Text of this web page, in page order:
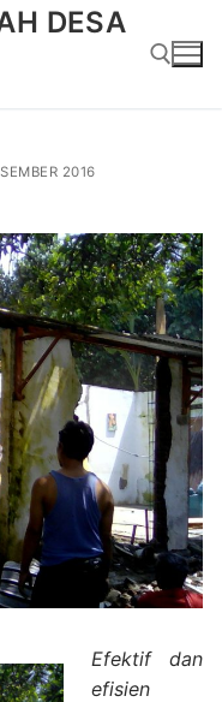
DESA
2016
Efektif dan
efisien